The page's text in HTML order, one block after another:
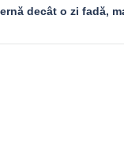
decât o zi fadă,